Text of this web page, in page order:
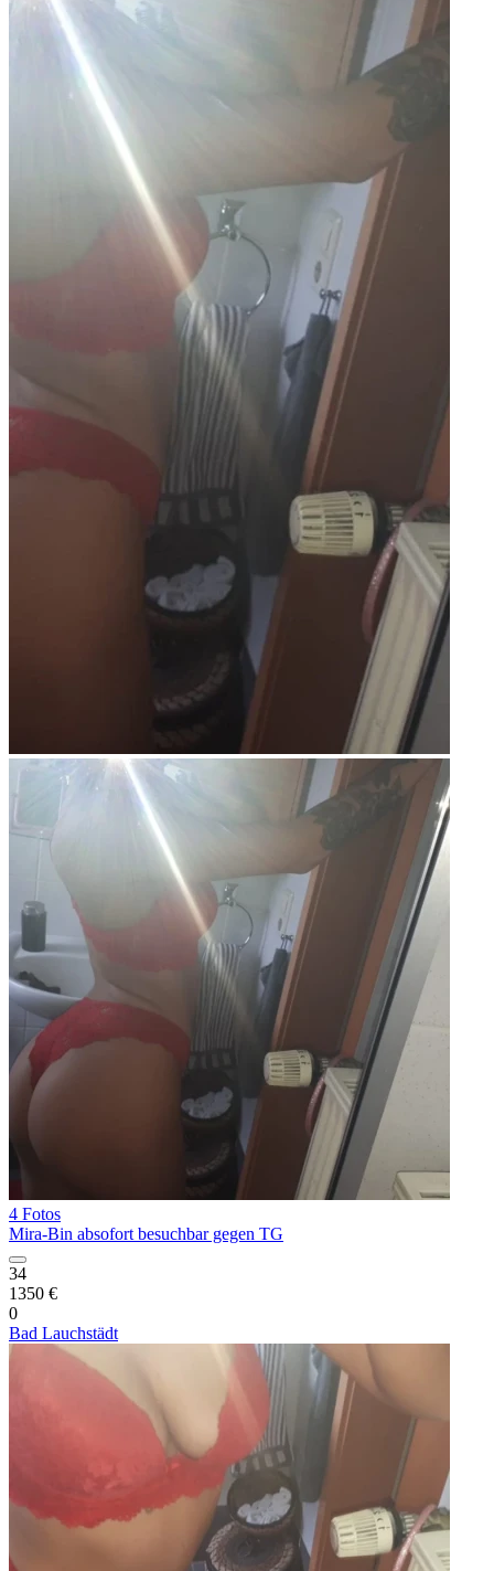
4 Fotos
Mira-Bin absofort besuchbar gegen TG
34
1350 €
0
Bad Lauchstädt